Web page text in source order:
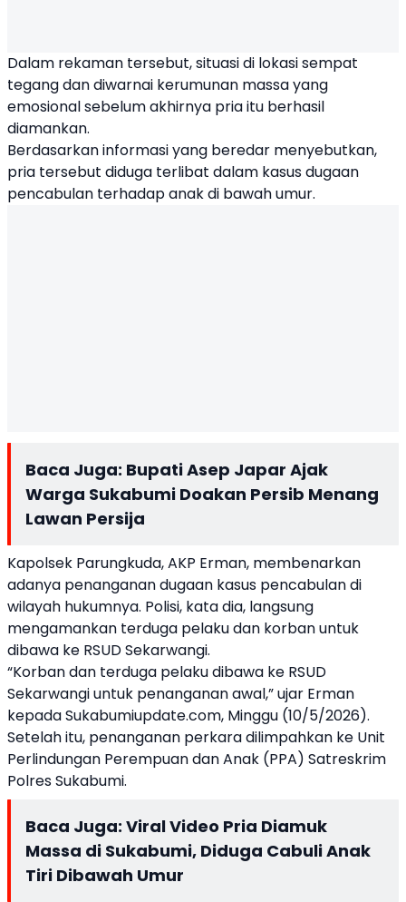
Dalam rekaman tersebut, situasi di lokasi sempat
tegang dan diwarnai kerumunan massa yang
emosional sebelum akhirnya pria itu berhasil
diamankan.
Berdasarkan informasi yang beredar menyebutkan,
pria tersebut diduga terlibat dalam kasus dugaan
pencabulan terhadap anak di bawah umur.
Baca Juga: Bupati Asep Japar Ajak
Warga Sukabumi Doakan Persib Menang
Lawan Persija
Kapolsek Parungkuda, AKP Erman, membenarkan
adanya penanganan dugaan kasus pencabulan di
wilayah hukumnya. Polisi, kata dia, langsung
mengamankan terduga pelaku dan korban untuk
dibawa ke RSUD Sekarwangi.
“Korban dan terduga pelaku dibawa ke RSUD
Sekarwangi untuk penanganan awal,” ujar Erman
kepada Sukabumiupdate.com, Minggu (10/5/2026).
Setelah itu, penanganan perkara dilimpahkan ke Unit
Perlindungan Perempuan dan Anak (PPA) Satreskrim
Polres Sukabumi.
Baca Juga: Viral Video Pria Diamuk
Massa di Sukabumi, Diduga Cabuli Anak
Tiri Dibawah Umur